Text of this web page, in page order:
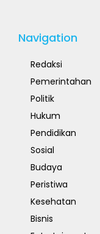
Navigation
Redaksi
Pemerintahan
Politik
Hukum
Pendidikan
Sosial
Budaya
Peristiwa
Kesehatan
Bisnis